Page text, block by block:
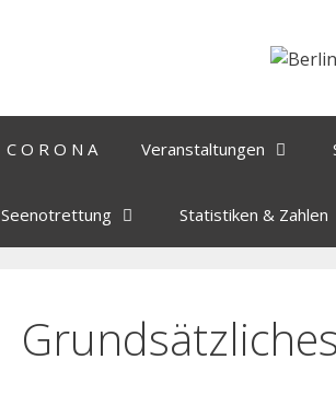
C O R O N A Veranstaltungen
Seenotrettung Statistiken & Zahlen
Grundsätzliches